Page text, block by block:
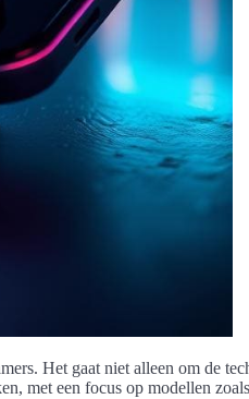
Het gaat niet alleen om de
met een focus op modellen